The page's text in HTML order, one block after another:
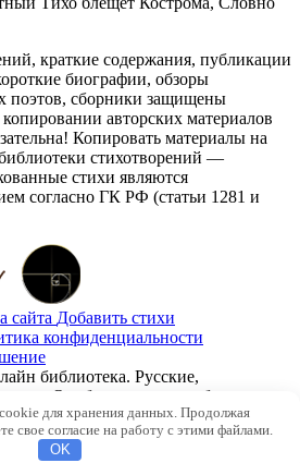
краткие содержания, публикации
биографии, обзоры
поэтов, сборники защищены
авторских материалов
Копировать материалы на
стихотворений —
стихи являются
согласно ГК РФ (статьи 1281 и
сайта Добавить стихи
конфиденциальности
библиотека. Русские,
Опубликованы и публикуем
Каждый может опубликовать у
для хранения данных. Продолжая
свое согласие на работу с этими файлами.
OK